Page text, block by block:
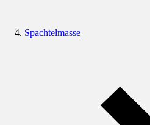
Spachtelmasse